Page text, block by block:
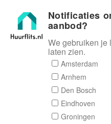
Notificaties
aanbod?
We gebruiken je
laten zien.
Amsterdam
Arnhem
Den Bosch
Eindhoven
Groningen